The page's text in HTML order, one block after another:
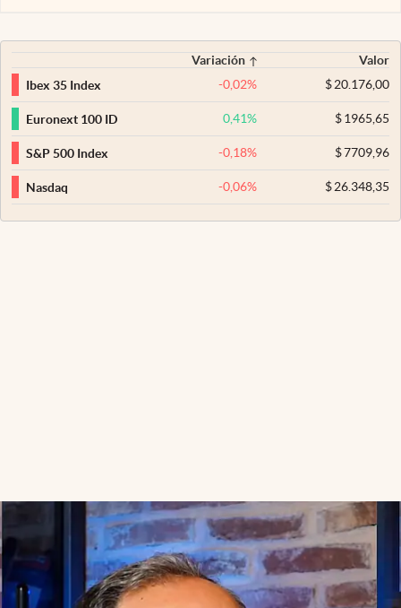
Variación
Valor
Ibex 35 Index
-0,02% $20.176,00
Euronext 100 ID 0,41% $1965,65
S&P 500 Index -0,18% $7709,96
Nasdaq -0,06% $26.348,35